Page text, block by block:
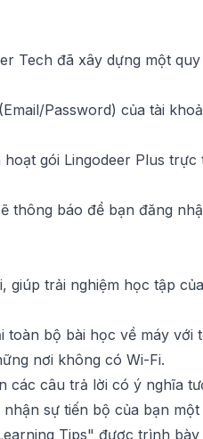
Tech đã xây dựng một
Password) của tài
gói Lingodeer Plus trực
thông báo để bạn đăng
giúp trải nghiệm học tập
toàn bộ bài học về máy với
nơi không có Wi-Fi.
câu trả lời có ý nghĩa
sự tiến bộ của bạn
Tips" được trình